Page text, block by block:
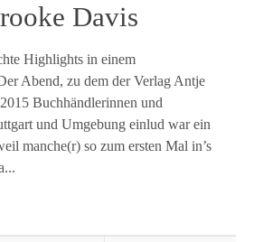
Davis
Highlights in einem
Abend, zu dem der Verlag Antje
Buchhändlerinnen und
und Umgebung einlud war ein
manche(r) so zum ersten Mal in’s